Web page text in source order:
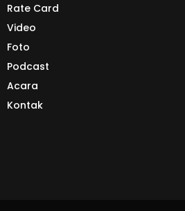
Rate Card
Video
Foto
Podcast
Acara
Kontak